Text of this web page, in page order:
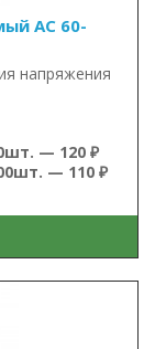
AC 60-
напряжения
— 120 ₽
— 110 ₽